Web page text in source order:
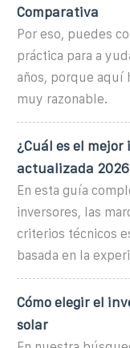
Comparativa
Por eso, puedes
práctica para a
años, porque aquí
muy razonable.
¿Cuál es el
actualizada 2026
En esta guía
inversores, las
criterios técnicos
basada en la
Cómo elegir el
solar